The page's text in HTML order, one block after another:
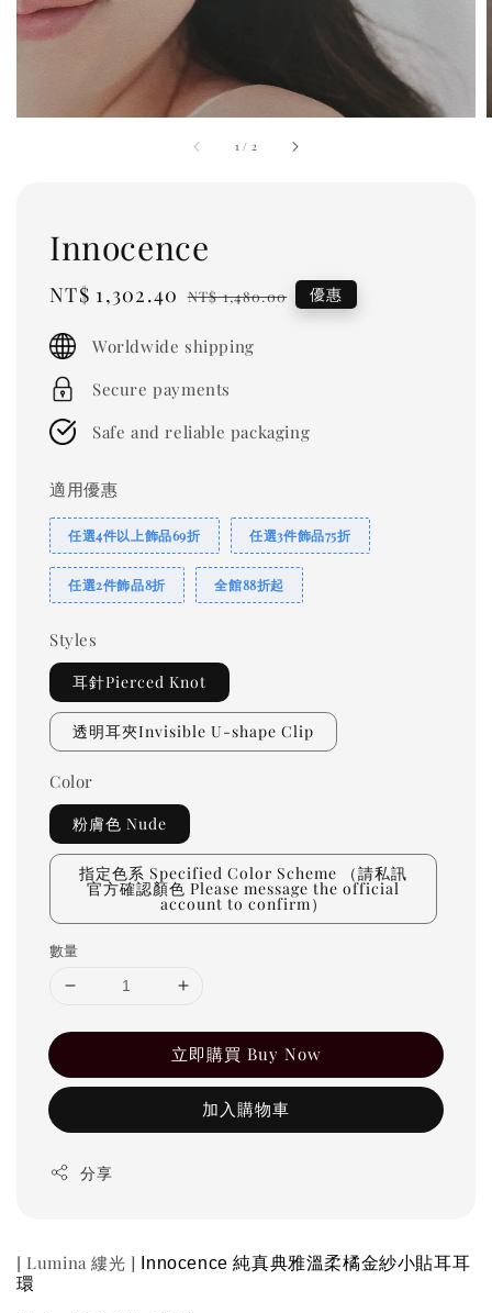
1 / 2
Innocence
Sale
NT$ 1,302.40 Regular
NT$ 1,480.00 優惠
Worldwide shipping
Secure payments
Safe and reliable packaging
適用優惠
任選4件以上飾品69折 任選3件飾品75折
任選2件飾品8折 全館88折起
Styles
耳針Pierced Knot
透明耳夾Invisible U-shape Clip
Color
粉膚色 Nude
指定色系 Specified Color Scheme （請私訊
官方確認顏色 Please message the official
account to confirm）
數量
立即購買 Buy Now
加入購物車
分享
[ Lumina 縷光 ]
Innocence 純真典雅溫柔橘金紗小貼耳耳
環